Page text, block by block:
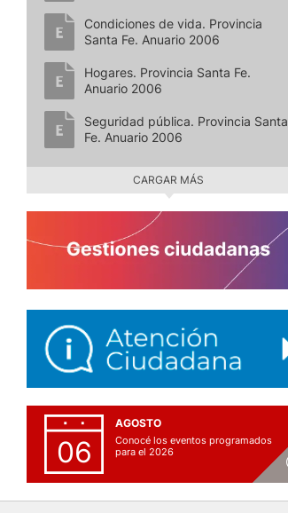
Condiciones de vida. Provincia
Santa Fe. Anuario 2006
Hogares. Provincia Santa Fe.
Anuario 2006
Seguridad pública. Provincia Santa
Fe. Anuario 2006
CARGAR MÁS
06
AGOSTO
Conocé los eventos programados
para el 2026